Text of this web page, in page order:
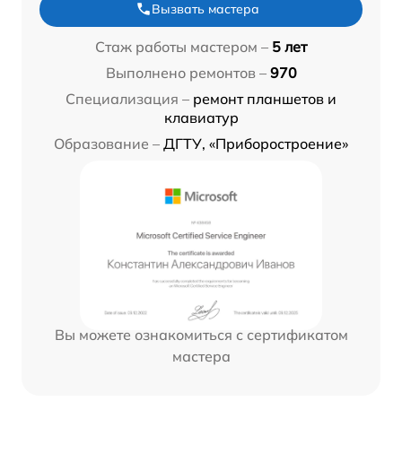
Вызвать мастера
Стаж работы мастером – 5 лет
Выполнено ремонтов – 970
Специализация – ремонт планшетов и
клавиатур
Образование – ДГТУ, «Приборостроение»
Вы можете ознакомиться с сертификатом
мастера